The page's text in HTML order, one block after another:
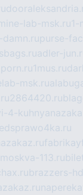
mine-lab-msk.ru1-
damn.rupurse-
adler-
1mus.ru
msk.ru
2864420.ru
4-
113.ru
brazzers-